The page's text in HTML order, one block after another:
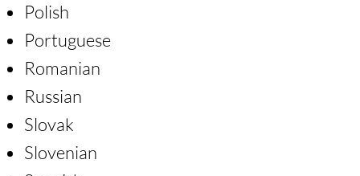
Polish
Portuguese
Romanian
Russian
Slovak
Slovenian